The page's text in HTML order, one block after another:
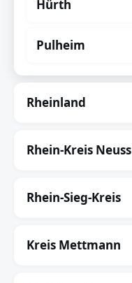
Hürth
Pulheim
Rheinland
Rhein-Kreis Neuss
Rhein-Sieg-Kreis
Kreis Mettmann